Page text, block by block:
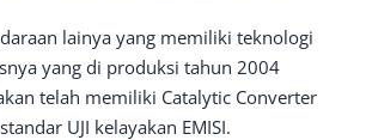
lainya yang memiliki teknologi
yang di produksi tahun 2004
telah memiliki Catalytic Converter
UJI kelayakan EMISI.